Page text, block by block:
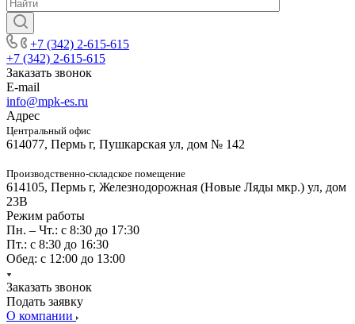
+7 (342) 2-615-615
+7 (342) 2-615-615
Заказать звонок
E-mail
info@mpk-es.ru
Адрес
Центральный офис
614077, Пермь г, Пушкарская ул, дом № 142
Производственно-складское помещение
614105, Пермь г, Железнодорожная (Новые Ляды мкр.) ул, дом
23В
Режим работы
Пн. – Чт.: с 8:30 до 17:30
Пт.: с 8:30 до 16:30
Обед: с 12:00 до 13:00
Заказать звонок
Подать заявку
О компании